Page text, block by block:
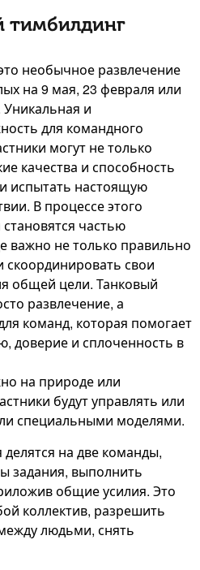
тимбилдинг
необычное развлечение
на 9 мая, 23 февраля или
и
для командного
могут не только
качества и способность
испытать настоящую
В процессе этого
частью
важно не только правильно
скоординировать свои
общей цели. Танковый
развлечение, а
команд, которая помогает
доверие и сплоченность в
на природе или
будут управлять или
специальными моделями.
на две команды,
задания, выполнить
общие усилия. Это
коллектив, разрешить
людьми, снять